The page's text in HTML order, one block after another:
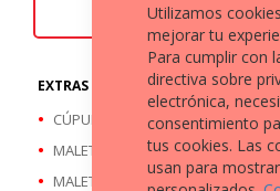
ACEPTAMOS TU MOTO
EXTRAS A DESTACAR
CÚPULA
MALETA TRASERA
MALETAS LATERALES
Utilizamos
mejorar tu
Para cumplir con
directiva sobre
electrónica,
consentimiento
tus cookies. Las
usan para